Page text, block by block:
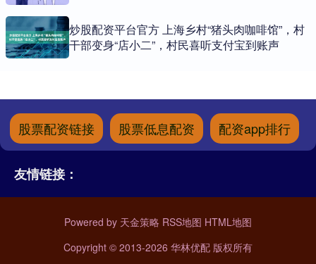
炒股配资平台官方 上海乡村“猪头肉咖啡馆”，村
干部变身“店小二”，村民喜听支付宝到账声
股票配资链接 股票低息配资 配资app排行
友情链接：
Powered by 天金策略 RSS地图 HTML地图
Copyright © 2013-2026 华林优配 版权所有